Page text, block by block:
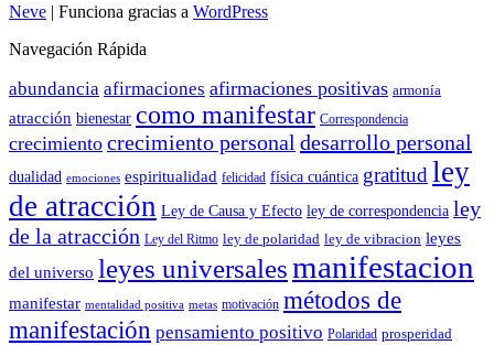
Neve | Funciona gracias a WordPress
Navegación Rápida
abundancia afirmaciones afirmaciones positivas armonía
atracción bienestar como manifestar Correspondencia
crecimiento crecimiento personal desarrollo personal
dualidad emociones espiritualidad felicidad física cuántica gratitud ley
de atracción Ley de Causa y Efecto ley de correspondencia ley
de la atracción Ley del Ritmo ley de polaridad ley de vibracion leyes
del universo leyes universalesmanifestacion
manifestar mentalidad positiva metas motivación métodos de
manifestación pensamiento positivo Polaridad prosperidad